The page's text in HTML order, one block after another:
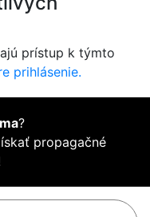
prístup k týmto
prihlásenie.
?
propagačné